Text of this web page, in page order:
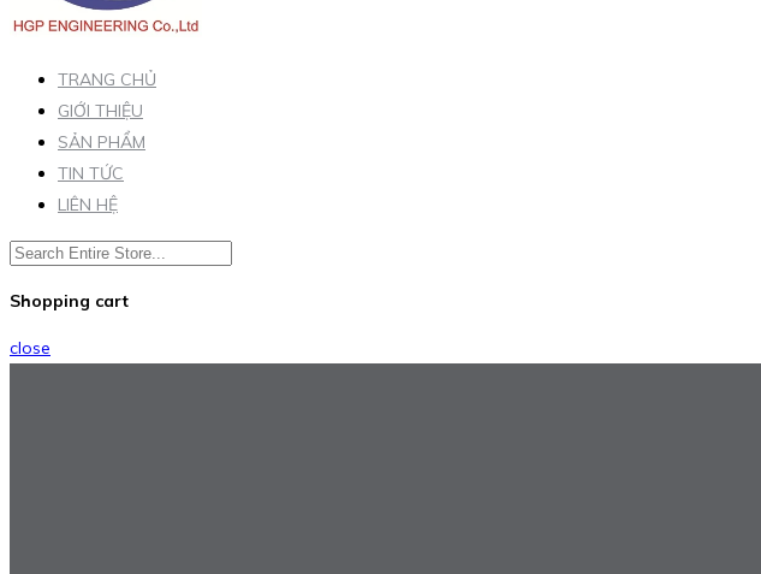
TRANG CHỦ
GIỚI THIỆU
SẢN PHẨM
TIN TỨC
LIÊN HỆ
Shopping cart
close